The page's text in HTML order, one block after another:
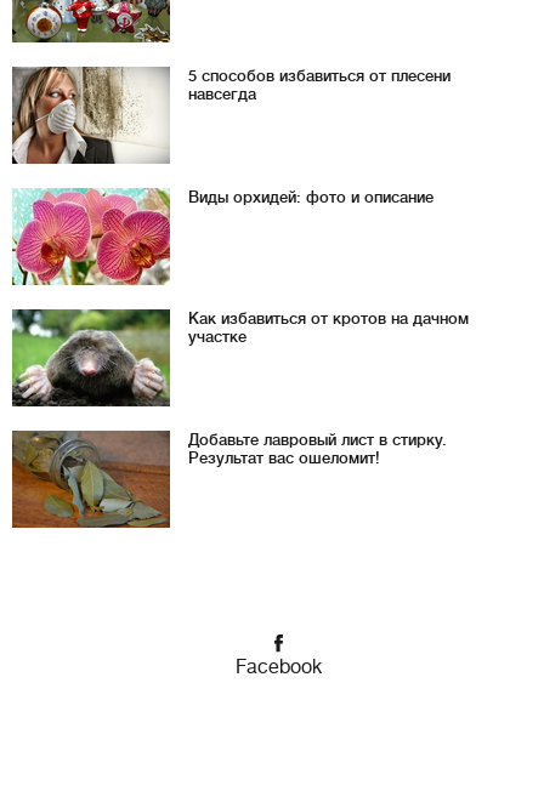
5 способов избавиться от плесени
навсегда
Виды орхидей: фото и описание
Как избавиться от кротов на дачном
участке
Добавьте лавровый лист в стирку.
Результат вас ошеломит!
Facebook